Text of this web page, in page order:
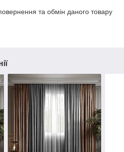
та обмін даного товару